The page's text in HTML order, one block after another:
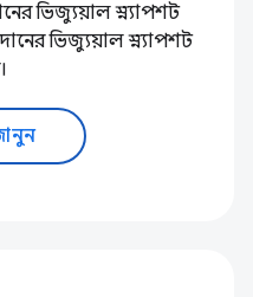
ভিজ্যুয়াল স্ন্যাপশট
ভিজ্যুয়াল স্ন্যাপশট